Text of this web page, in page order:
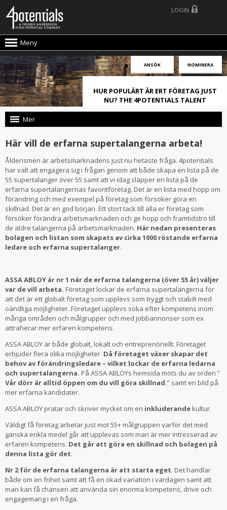
Meny
LOGIN
ANSÖK NOMINERA
HUR POPULÄRT ÄR ERT FÖRETAG JUST
NU? THE 4POTENTIALS TALENT
Mer
Här vill de erfarna supertalangerna arbeta!
Ålderismen är arbetsmarknadens just nu hetaste fråga. 4potentials
har valt att engagera sig i frågan genom att både skapa en lista på de
55 supertalanger över 55 samt att vi idag släpper en lista på de
erfarna supertalangernas favoritföretag. Det är en lista med hopp om
förändring och med exempel på företag som försöker göra en
skillnad. Det är en god början. Ett stort tack till alla er företag som
försöker förändra arbetsmarknaden och ge hopp och framtidstro till
de äldre talangerna på arbetsmarknaden. Här nedan presenteras
bolagen och listan som skapats av cirka 1000 röstande erfarna
ledare och erfarna supertalanger.
ASSA ABLOY är nr 1 när de erfarna talangerna (över 55 år) väljer
var de vill arbeta. Företaget lockar de erfarna supertalangerna för
att det är ett globalt företag som upplevs som tryggt och stabilt med
oändliga möjligheter. Företaget upplevs söka efter kompetens inom
många områden och målgrupper och med jobbannonser som ex
attraherar mer erfaren kompetens.
ASSA ABLOY är både globalt, lokalt och entreprenöriellt. Företaget
erbjuder flera olika möjligheter. Då företaget växer skapar det
behov av förändringsledare – vilket lockar de erfarna ledarna
och supertalangerna. På ASSA ABLOYs hemsida möts du av orden ”
Vår dörr är alltid öppen om du vill göra skillnad.” samt en bild på
mer erfarna kandidater.
ASSA ABLOY pratar och skriver mycket om en inkluderande kultur.
Väldigt få företag arbetar just mot 55+ målgruppen varför det med
ganska enkla medel går att upplevas som man är mer intresserad av
erfaren kompetens. Det går att göra en skillnad och bolagen på
denna lista gör det.
Nr 2 för de erfarna talangerna är att starta eget. Det handlar
både om en frihet samt att få en ökad variation i vardagen samt att
man kan få chansen att använda sin enorma kompetens, drive och
engagemang i en fråga.